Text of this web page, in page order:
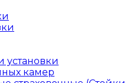
установки
камер